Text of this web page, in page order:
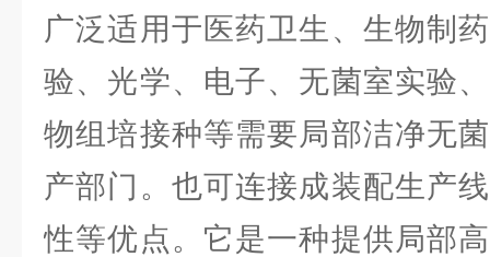
广泛适用于医药卫生、生物制
验、光学、电子、无菌室实验
物组培接种等需要局部洁净无
产部门。也可连接成装配生产
性等优点。它是一种提供局部